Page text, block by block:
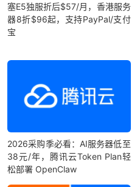
塞E5独服折后$57/月，香港服务
器8折$96起，支持PayPal/支付
宝
2026采购季必看：AI服务器低至
38元/年，腾讯云Token Plan轻
松部署 OpenClaw